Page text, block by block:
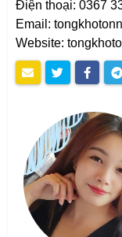
Điện thoại: 0367
Email:
Website: